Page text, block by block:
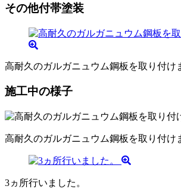
その他付帯塗装
高耐久のガルガニュウム鋼板を取り付け
施工中の様子
高耐久のガルガニュウム鋼板を取り付け
3ヵ所行いました。